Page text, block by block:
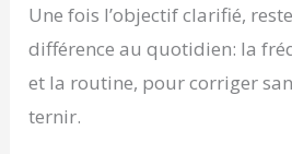
Une fois l’objectif clarifié,
différence au quotidien: la
et la routine, pour corriger
ternir.